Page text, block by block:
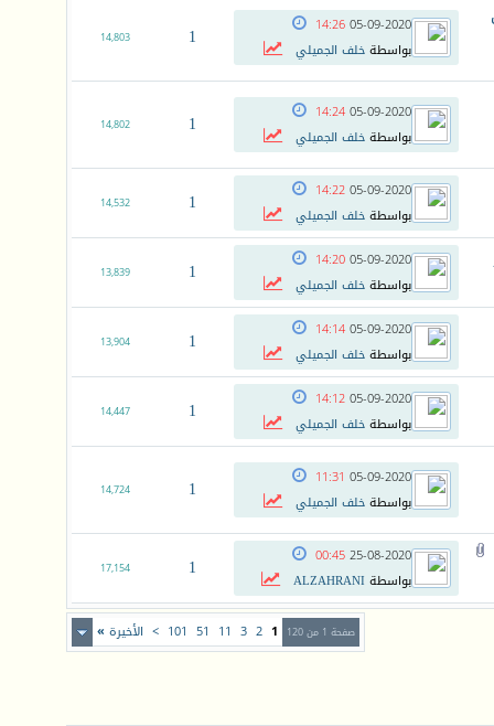
05-09-2020
14:26
بواسطةخلف الجميلي 1
14,803
05-09-2020
14:24
بواسطةخلف الجميلي 1
14,802
05-09-2020
14:22
بواسطةخلف الجميلي 1
14,532
05-09-2020
14:20
بواسطةخلف الجميلي 1
13,839
05-09-2020
14:14
بواسطةخلف الجميلي 1
13,904
05-09-2020
14:12
بواسطةخلف الجميلي 1
14,447
05-09-2020
11:31
بواسطةخلف الجميلي 1
14,724
25-08-2020
00:45
بواسطة ALZAHRANI
1
17,154
صفحة 1 من 120 1
2
3
11
51
101
> الأخيرة »